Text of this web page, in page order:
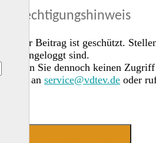
Berechtigungshinweis
Dieser Beitrag ist geschützt.
Sie eingeloggt sind.
Sollten Sie dennoch keinen
gerne an service@vdtev.de oder